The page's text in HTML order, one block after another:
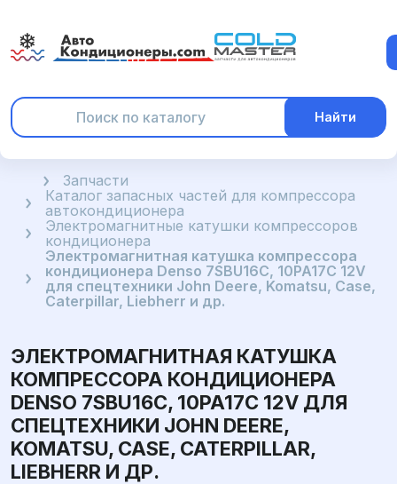
Найти
ГлавнаяЗапчасти
Каталог запасных частей для компрессора
автокондиционера
Электромагнитные катушки компрессоров
кондиционера
Электромагнитная катушка компрессора
кондиционера Denso 7SBU16C, 10PA17C 12V
для спецтехники John Deere, Komatsu, Case,
Caterpillar, Liebherr и др.
ЭЛЕКТРОМАГНИТНАЯ КАТУШКА
КОМПРЕССОРА КОНДИЦИОНЕРА
DENSO 7SBU16C, 10PA17C 12V ДЛЯ
СПЕЦТЕХНИКИ JOHN DEERE,
KOMATSU, CASE, CATERPILLAR,
LIEBHERR И ДР.